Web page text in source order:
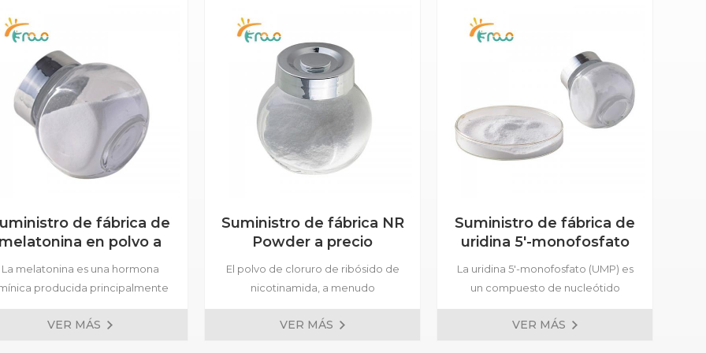
de fábrica de
melatonina en polvo a
precio económico
La melatonina es una hormona
producida principalmente
por la glándula pineal de los
mamíferos y los humanos. La
VER MÁS
Suministro de fábrica NR
Powder a precio
económico
El polvo de cloruro de ribósido de
nicotinamida, a menudo
denominado NR, es una forma
única de vitamina B3 que ha
VER MÁS
Suministro de fábrica de
uridina 5'-monofosfato
en polvo
La uridina 5'-monofosfato (UMP) es
un compuesto de nucleótido
compuesto por una molécula de
azúcar costilla, un grupo fosfato y la
VER MÁS